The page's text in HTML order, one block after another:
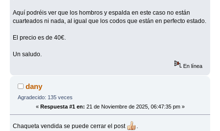
Aquí podréis ver que los hombros y espalda en este caso no están
cuarteados ni nada, al igual que los codos que están en perfecto estado.
El precio es de 40€.
Un saludo.
En línea
dany
Agradecido: 135 veces
« Respuesta #1 en: 21 de Noviembre de 2025, 06:47:35 pm »
Chaqueta vendida se puede cerrar el post .